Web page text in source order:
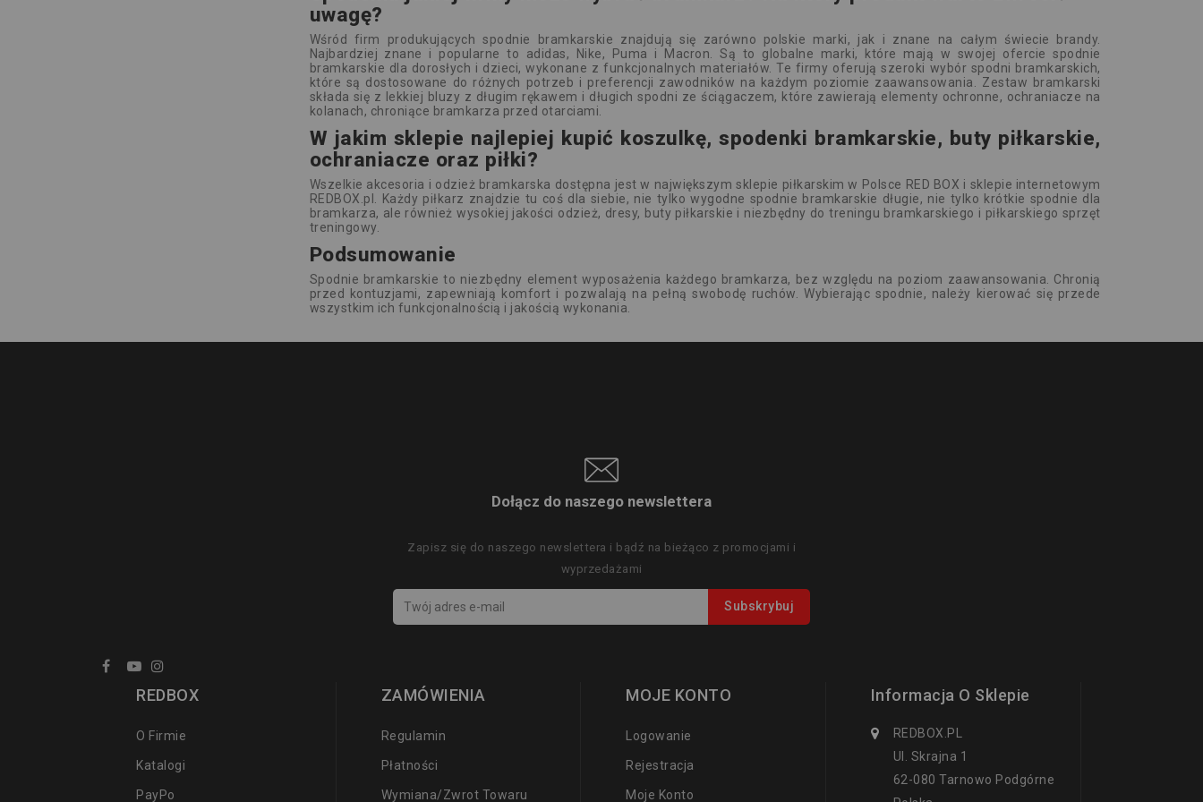
uwagę?
Wśród firm produkujących spodnie bramkarskie znajdują się zarówno polskie marki, jak i znane na całym świecie brandy.
Najbardziej znane i popularne to adidas, Nike, Puma i Macron. Są to globalne marki, które mają w swojej ofercie spodnie
bramkarskie dla dorosłych i dzieci, wykonane z funkcjonalnych materiałów. Te firmy oferują szeroki wybór spodni bramkarskich,
które są dostosowane do różnych potrzeb i preferencji zawodników na każdym poziomie zaawansowania. Zestaw bramkarski
składa się z lekkiej bluzy z długim rękawem i długich spodni ze ściągaczem, które zawierają elementy ochronne, ochraniacze na
kolanach, chroniące bramkarza przed otarciami.
W jakim sklepie najlepiej kupić koszulkę, spodenki bramkarskie, buty piłkarskie,
ochraniacze oraz piłki?
Wszelkie akcesoria i odzież bramkarska dostępna jest w największym sklepie piłkarskim w Polsce RED BOX i sklepie internetowym
REDBOX.pl. Każdy piłkarz znajdzie tu coś dla siebie, nie tylko wygodne spodnie bramkarskie długie, nie tylko krótkie spodnie dla
bramkarza, ale również wysokiej jakości odzież, dresy, buty piłkarskie i niezbędny do treningu bramkarskiego i piłkarskiego sprzęt
treningowy.
Podsumowanie
Spodnie bramkarskie to niezbędny element wyposażenia każdego bramkarza, bez względu na poziom zaawansowania. Chronią
przed kontuzjami, zapewniają komfort i pozwalają na pełną swobodę ruchów. Wybierając spodnie, należy kierować się przede
wszystkim ich funkcjonalnością i jakością wykonania.
Dołącz do naszego newslettera
Zapisz się do naszego newslettera i bądź na bieżąco z promocjami i
wyprzedażami
REDBOX
O Firmie
Katalogi
PayPo
ZAMÓWIENIA
Regulamin
Płatności
Wymiana/zwrot Towaru
MOJE KONTO
Logowanie
Rejestracja
Moje Konto
Informacja O Sklepie
REDBOX.PL
Ul. Skrajna 1
62-080 Tarnowo Podgórne